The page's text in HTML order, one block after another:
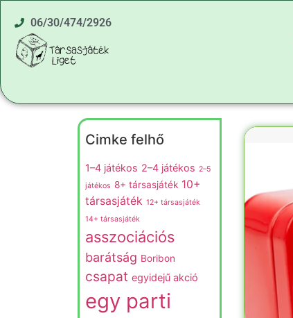
06/30/474/2926
Cimke felhő
1–4 játékos 2–4 játékos 2–5
játékos 8+ társasjáték 10+
társasjáték 12+ társasjáték
14+ társasjáték
asszociációs
barátság Boribon
csapat egyidejű akció
egy parti